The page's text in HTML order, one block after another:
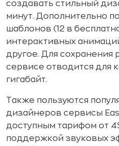
создавать стильный
минут. Дополнительно
шаблонов (12 в
интерактивных
другое. Для сохранения
сервисе отводится для
гигабайт.
Также пользуются
дизайнеров сервисы
доступным тарифом от
поддержкой звуковых